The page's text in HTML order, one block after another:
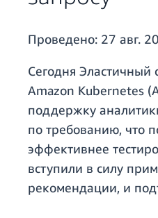
Проведено: 27 авг.
Сегодня Эластичный
Amazon Kubernetes
поддержку
по требованию, что
эффективнее
вступили в силу
рекомендации, и